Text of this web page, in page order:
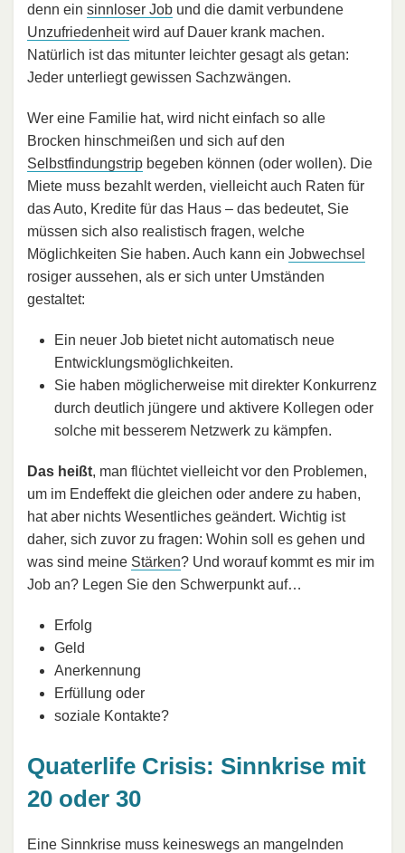
denn ein sinnloser Job und die damit verbundene
Unzufriedenheitwird auf Dauer krank machen.
Natürlich ist das mitunter leichter gesagt als getan:
Jeder unterliegt gewissen Sachzwängen.
Wer eine Familie hat, wird nicht einfach so alle
Brocken hinschmeißen und sich auf den
Selbstfindungstrip begeben können (oder wollen). Die
Miete muss bezahlt werden, vielleicht auch Raten für
das Auto, Kredite für das Haus – das bedeutet, Sie
müssen sich also realistisch fragen, welche
Möglichkeiten Sie haben. Auch kann ein Jobwechsel
rosiger aussehen, als er sich unter Umständen
gestaltet:
Ein neuer Job bietet nicht automatisch neue
Entwicklungsmöglichkeiten.
Sie haben möglicherweise mit direkter Konkurrenz
durch deutlich jüngere und aktivere Kollegen oder
solche mit besserem Netzwerk zu kämpfen.
Das heißt, man flüchtet vielleicht vor den Problemen,
um im Endeffekt die gleichen oder andere zu haben,
hat aber nichts Wesentliches geändert. Wichtig ist
daher, sich zuvor zu fragen: Wohin soll es gehen und
was sind meine Stärken? Und worauf kommt es mir im
Job an? Legen Sie den Schwerpunkt auf…
Erfolg
Geld
Anerkennung
Erfüllung oder
soziale Kontakte?
Quaterlife Crisis: Sinnkrise mit
20 oder 30
Eine Sinnkrise muss keineswegs an mangelnden